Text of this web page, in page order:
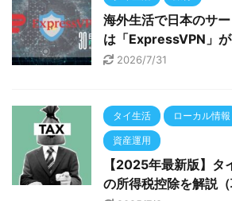
海外生活で日本のサ
は「ExpressVPN」が
2026/7/31
タイ生活 ローカル情報
資産運用
【2025年最新版】タ
の所得税控除を解説（